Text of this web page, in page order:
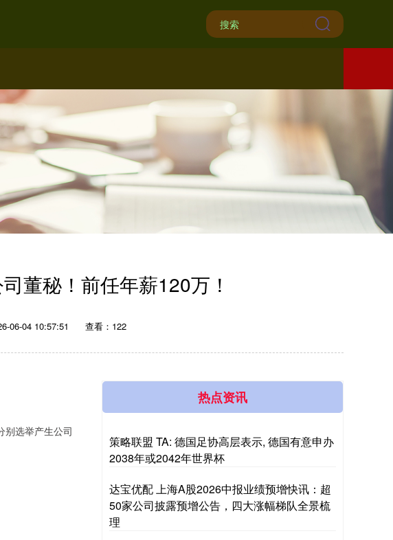
董秘！前任年薪120万！
06-04 10:57:51 查看：122
选举产生公司
热点资讯
策略联盟 TA: 德国足协高层表示, 德国有意申办
2038年或2042年世界杯
达宝优配 上海A股2026中报业绩预增快讯：超
50家公司披露预增公告，四大涨幅梯队全景梳
理